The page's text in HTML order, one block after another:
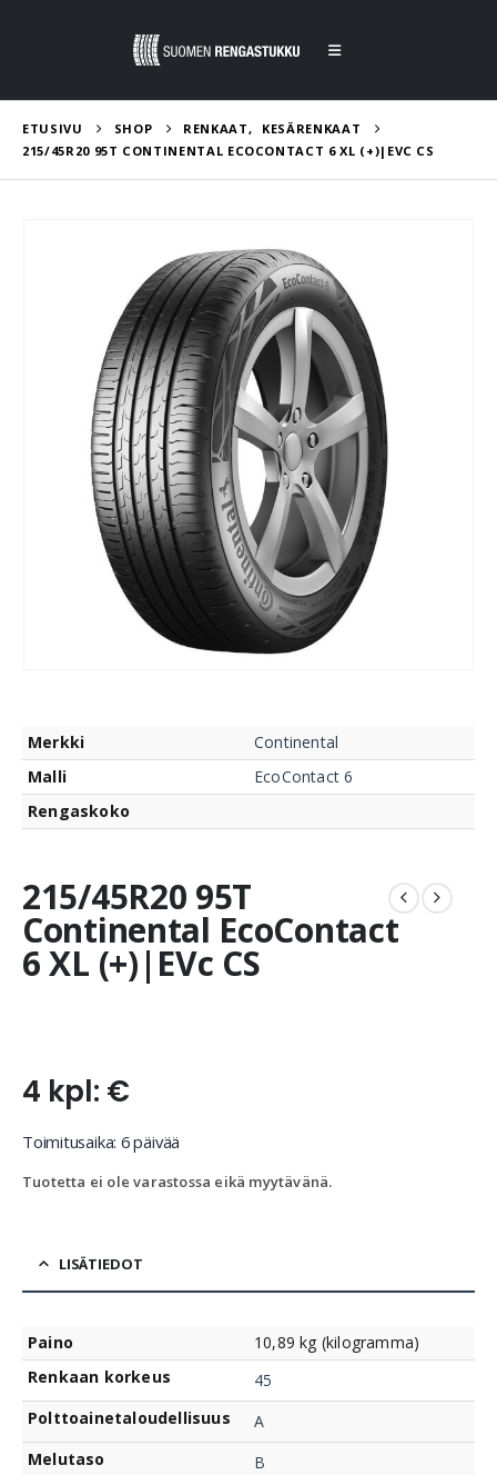
ETUSIVU SHOP RENKAAT,
KESÄRENKAAT
215/45R20 95T CONTINENTAL ECOCONTACT 6 XL (+)|EVC CS
Merkki
Continental
Malli
EcoContact 6
Rengaskoko
215/45R20 95T
Continental EcoContact
6 XL (+)|EVc CS
4 kpl: €
Toimitusaika: 6 päivää
Tuotetta ei ole varastossa eikä myytävänä.
LISÄTIEDOT
Paino
10,89 kg (kilogramma)
Renkaan korkeus
45
Polttoainetaloudellisuus
A
Melutaso
B